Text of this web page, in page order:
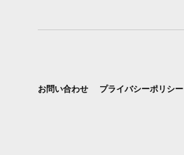
お問い合わせ プライバシーポリシー